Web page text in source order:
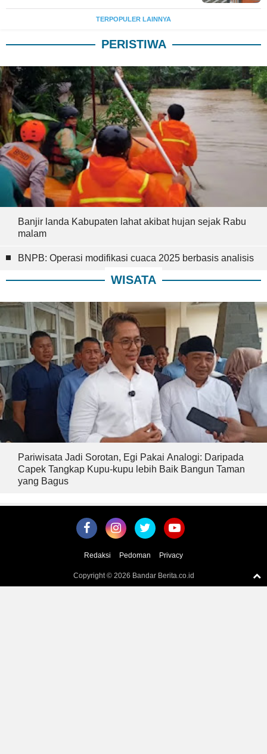
TERPOPULER LAINNYA
PERISTIWA
Banjir landa Kabupaten lahat akibat hujan sejak Rabu
malam
BNPB: Operasi modifikasi cuaca 2025 berbasis analisis
WISATA
Pariwisata Jadi Sorotan, Egi Pakai Analogi: Daripada
Capek Tangkap Kupu-kupu lebih Baik Bangun Taman
yang Bagus
Redaksi Pedoman Privacy
Copyright © 2026 Bandar Berita.co.id